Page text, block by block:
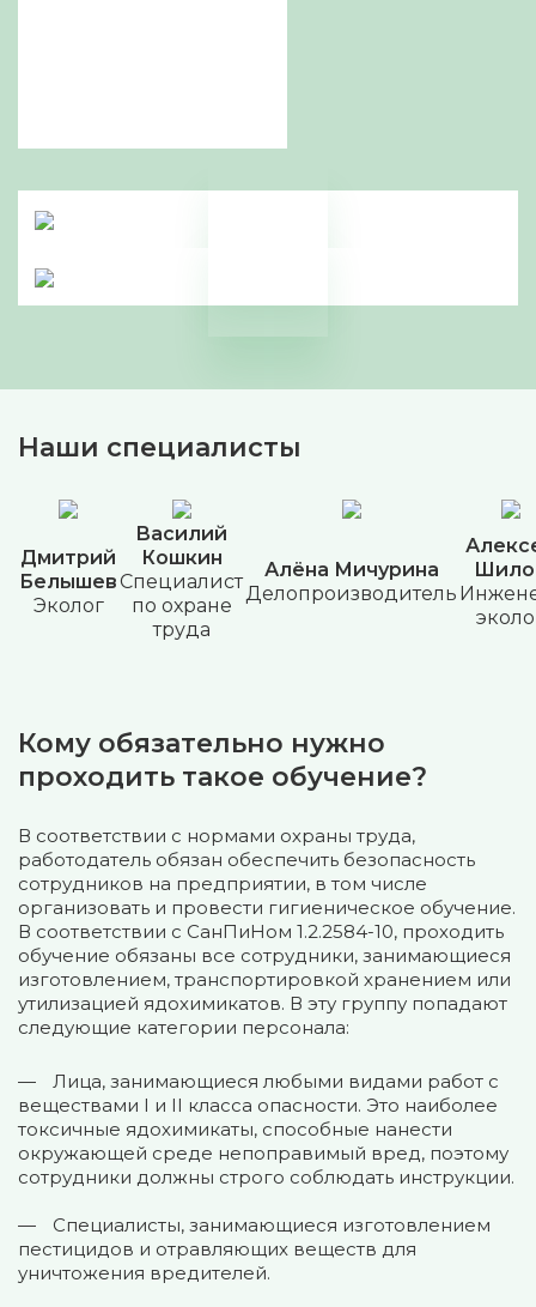
Наши специалисты
Дмитрий
Белышев
Эколог
Василий
Кошкин
Специалист
по охране
труда
Алёна Мичурина
Делопроизводитель
Кому обязательно нужно
проходить такое обучение?
В соответствии с нормами охраны труда,
работодатель обязан обеспечить безопасность
сотрудников на предприятии, в том числе
организовать и провести гигиеническое обучение.
В соответствии с СанПиНом 1.2.2584-10, проходить
обучение обязаны все сотрудники, занимающиеся
изготовлением, транспортировкой хранением или
утилизацией ядохимикатов. В эту группу попадают
следующие категории персонала:
Лица, занимающиеся любыми видами работ с
веществами I и II класса опасности. Это наиболее
токсичные ядохимикаты, способные нанести
окружающей среде непоправимый вред, поэтому
сотрудники должны строго соблюдать инструкции.
Специалисты, занимающиеся изготовлением
пестицидов и отравляющих веществ для
уничтожения вредителей.